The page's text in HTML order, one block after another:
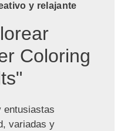
y relajante
Coloring
entusiastas
variadas y